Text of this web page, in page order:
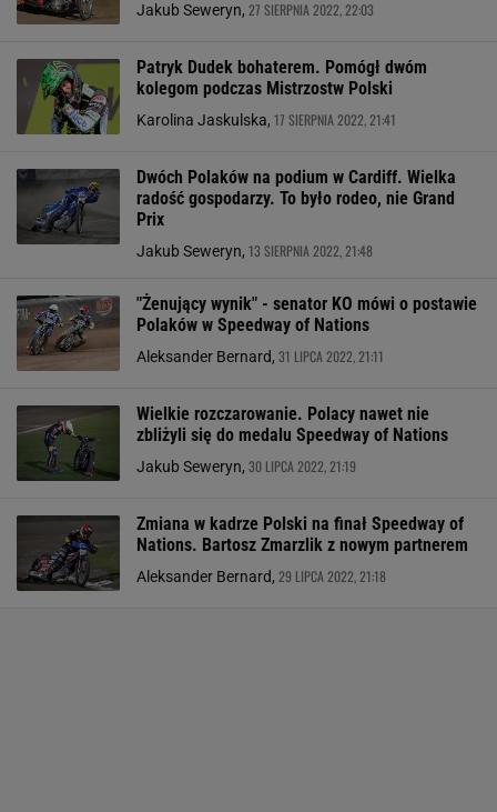
Jakub Seweryn, 27 SIERPNIA 2022, 22:03
Patryk Dudek bohaterem. Pomógł dwóm
kolegom podczas Mistrzostw Polski
Karolina Jaskulska, 17 SIERPNIA 2022, 21:41
Dwóch Polaków na podium w Cardiff. Wielka
radość gospodarzy. To było rodeo, nie Grand
Prix
Jakub Seweryn, 13 SIERPNIA 2022, 21:48
"Żenujący wynik" - senator KO mówi o postawie
Polaków w Speedway of Nations
Aleksander Bernard, 31 LIPCA 2022, 21:11
Wielkie rozczarowanie. Polacy nawet nie
zbliżyli się do medalu Speedway of Nations
Jakub Seweryn, 30 LIPCA 2022, 21:19
Zmiana w kadrze Polski na finał Speedway of
Nations. Bartosz Zmarzlik z nowym partnerem
Aleksander Bernard, 29 LIPCA 2022, 21:18